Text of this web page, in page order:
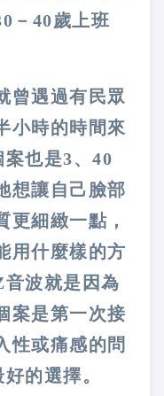
－40歲上班
曾遇過有民眾
小時的時間來
也是3、40
想讓自己臉部
更細緻一點，
用什麼樣的方
波就是因為
案是第一次接
性或痛感的問
的選擇。